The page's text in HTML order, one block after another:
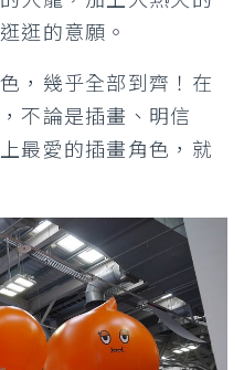
逛的意願。
，幾乎全部到齊！在
不論是插畫、明信
最愛的插畫角色，就